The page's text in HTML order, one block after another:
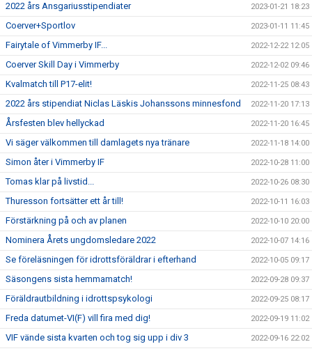
2022 års Ansgariusstipendiater 2023-01-21 18:23
Coerver+Sportlov 2023-01-11 11:45
Fairytale of Vimmerby IF... 2022-12-22 12:05
Coerver Skill Day i Vimmerby 2022-12-02 09:46
Kvalmatch till P17-elit! 2022-11-25 08:43
2022 års stipendiat Niclas Läskis Johanssons minnesfond 2022-11-20 17:13
Årsfesten blev hellyckad 2022-11-20 16:45
Vi säger välkommen till damlagets nya tränare 2022-11-18 14:00
Simon åter i Vimmerby IF 2022-10-28 11:00
Tomas klar på livstid... 2022-10-26 08:30
Thuresson fortsätter ett år till! 2022-10-11 16:03
Förstärkning på och av planen 2022-10-10 20:00
Nominera Årets ungdomsledare 2022 2022-10-07 14:16
Se föreläsningen för idrottsföräldrar i efterhand 2022-10-05 09:17
Säsongens sista hemmamatch! 2022-09-28 09:37
Föräldrautbildning i idrottspsykologi 2022-09-25 08:17
Freda datumet-VI(F) vill fira med dig! 2022-09-19 11:02
VIF vände sista kvarten och tog sig upp i div 3 2022-09-16 22:02